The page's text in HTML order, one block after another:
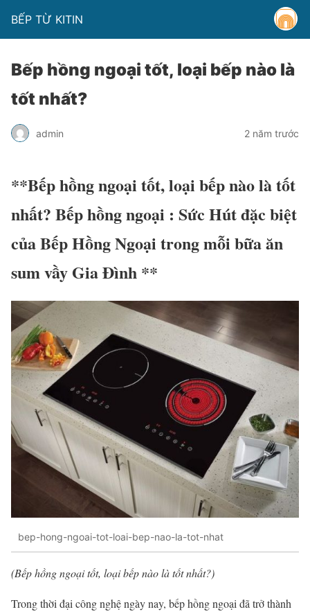
BẾP TỪ KITIN
Bếp hồng ngoại tốt, loại bếp nào là
tốt nhất?
admin 2 năm trước
**Bếp hồng ngoại tốt, loại bếp nào là tốt
nhất? Bếp hồng ngoại : Sức Hút đặc biệt
của Bếp Hồng Ngoại trong mỗi bữa ăn
sum vầy Gia Đình **
bep-hong-ngoai-tot-loai-bep-nao-la-tot-nhat
(Bếp hồng ngoại tốt, loại bếp nào là tốt nhất?)
Trong thời đại công nghệ ngày nay, bếp hồng ngoại đã trở thành